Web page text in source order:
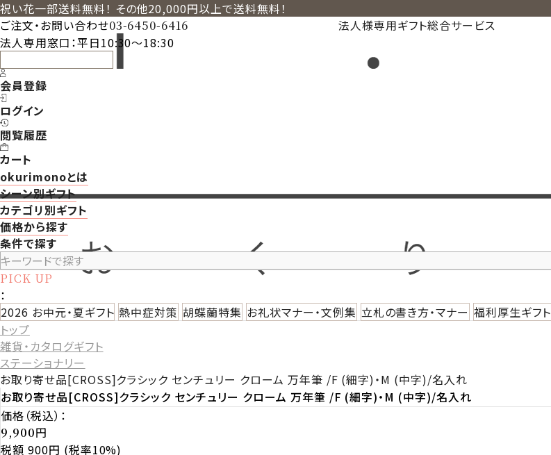
祝い花一部送料無料！ その他20,000円以上で送料無料！
法人様専用ギフト総合サービス
ご注文・お問い合わせ03-6450-6416
法人専用窓口：平日10:30～18:30
会員登録
ログイン
閲覧履歴
カート
okurimonoとは
シーン別ギフト
カテゴリ別ギフト
価格から探す
条件で探す
PICK UP
：
2026 お中元・夏ギフト 熱中症対策 胡蝶蘭特集 お礼状マナー・文例集 立札の書き方・マナー 福利厚生ギフト
トップ
雑貨・カタログギフト
ステーショナリー
お取り寄せ品[CROSS]クラシック センチュリー クローム 万年筆 /F (細字)・M (中字)/名入れ
お取り寄せ品[CROSS]クラシック センチュリー クローム 万年筆 /F (細字)・M (中字)/名入れ
価格（税込）：
9,900円
税額 900円 (税率10%)